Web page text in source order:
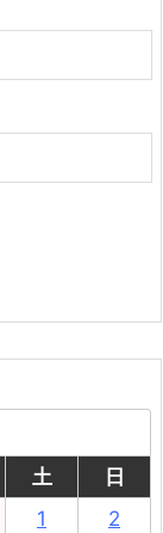
土
日
1
2